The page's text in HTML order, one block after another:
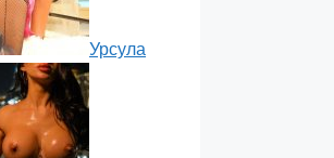
Урсула